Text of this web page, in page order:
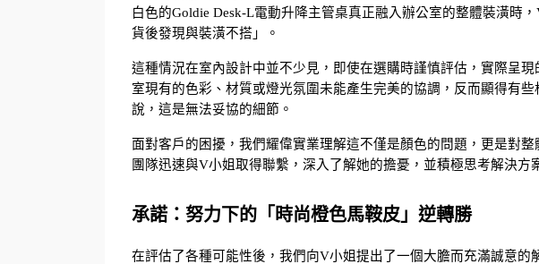
白色的Goldie Desk-L電動升降主管桌真正融入辦公室的整體裝潢
貨後發現與裝潢不搭」。
這種情況在室內設計中並不少見，即使在選購時謹慎評估，實際呈
室現有的色彩、材質或燈光氛圍未能產生完美的協調，反而顯得有
說，這是無法妥協的細節。
面對客戶的困擾，我們耀偉實業理解這不僅是顏色的問題，更是對
團隊迅速與V小姐取得聯繫，深入了解她的擔憂，並積極思考解決方
承諾：努力下的「時尚橙色馬鞍皮」逆轉勝
在評估了各種可能性後，我們向V小姐提出了一個大膽而充滿誠意